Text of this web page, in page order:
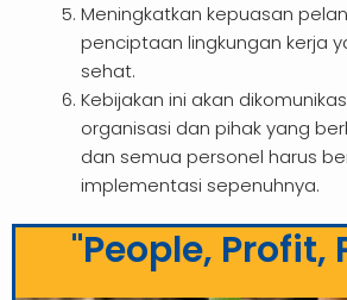
Meningkatkan kepuasan
penciptaan lingkungan kerja
sehat.
Kebijakan ini akan
organisasi dan pihak yang
dan semua personel harus
implementasi sepenuhnya.
"People, Profit,